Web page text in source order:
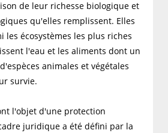
de leur richesse biologique et
qu'elles remplissent. Elles
les écosystèmes les plus riches
l'eau et les aliments dont un
animales et végétales
survie.
l'objet d'une protection
juridique a été défini par la